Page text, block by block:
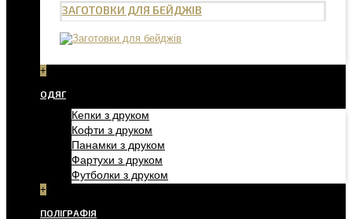
ЗАГОТОВКИ ДЛЯ БЕЙДЖІВ
+
ОДЯГ
Кепки з друком
Кофти з друком
Панамки з друком
Фартухи з друком
Футболки з друком
+
ПОЛІГРАФІЯ